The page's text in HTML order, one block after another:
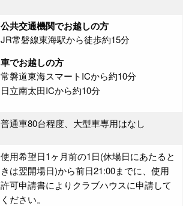
公共交通機関でお越しの方
JR常磐線東海駅から徒歩約15分
車でお越しの方
常磐道東海スマートICから約10分
日立南太田ICから約10分
普通車80台程度、大型車専用はなし
使用希望日1ヶ月前の1日(休場日にあたると
きは翌開場日)から前日21:00までに、使用
許可申請書によりクラブハウスに申請して
ください。